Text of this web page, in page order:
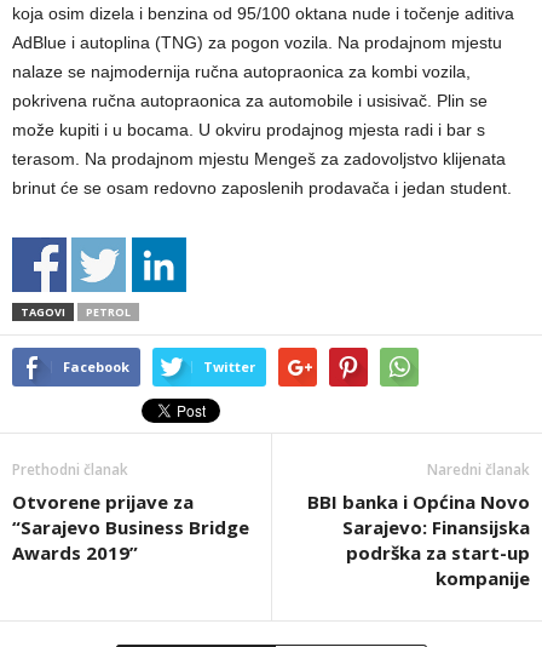
koja osim dizela i benzina od 95/100 oktana nude i točenje aditiva
AdBlue i autoplina (TNG) za pogon vozila. Na prodajnom mjestu
nalaze se najmodernija ručna autopraonica za kombi vozila,
pokrivena ručna autopraonica za automobile i usisivač. Plin se
može kupiti i u bocama. U okviru prodajnog mjesta radi i bar s
terasom. Na prodajnom mjestu Mengeš za zadovoljstvo klijenata
brinut će se osam redovno zaposlenih prodavača i jedan student.
TAGOVI PETROL
Facebook Twitter
Prethodni članak
Otvorene prijave za
“Sarajevo Business Bridge
Awards 2019”
Naredni članak
BBI banka i Općina Novo
Sarajevo: Finansijska
podrška za start-up
kompanije